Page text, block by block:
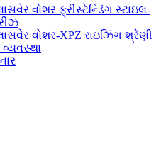
વોશર ફ્રીસ્ટેન્ડિંગ સ્ટાઇલ-
વોશર-XPZ રાઇઝિંગ શ્રેણી
વ્યવસ્થા